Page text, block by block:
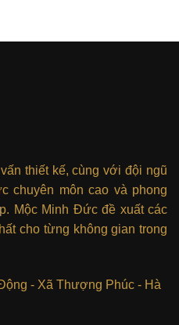
thiết kế, cùng với đội ngũ
chuyên môn cao và phong
Mộc Minh Đức đề xuất các
cho từng không gian trong
- Xã Thượng Phúc - Hà